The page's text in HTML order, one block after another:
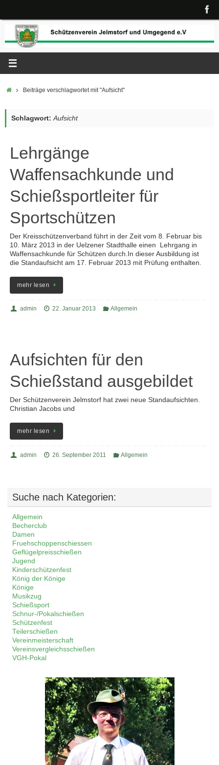
springen
StartBeiträge verschlagwortet mit "Aufsicht"
Schlagwort: Aufsicht
Lehrgänge
Waffensachkunde und
Schießsportleiter für
Sportschützen
Der Kreisschützenverband führt in der Zeit vom 8. Februar bis
10. März 2013 in der Uelzener Stadthalle einen Lehrgang in
Waffensachkunde für Schützen durch.In dieser Ausbildung ist
die Standaufsicht am 17. Februar 2013 mit Prüfung enthalten.
mehr lesen
admin 22. Januar 2013 Allgemein
Aufsichten für den
Schießstand ausgebildet
Der Schützenverein Jelmstorf hat zwei neue Standaufsichten.
Christian Jacobs und
mehr lesen
admin 26. September 2011 Allgemein
Suche nach Kategorien:
Allgemein
Becherclub
Damen
Fruehschoppenschiessen
Geflügelpreisschießen
Jugend
Kinderschützenfest
König der Könige
Könige
Musikzug
Schießsport
Schnur-/Pokalschießen
Schützenfest
Teilerschießen
Vereinmeisterschaft
Vereinsvergleichsschießen
VGH-Pokal